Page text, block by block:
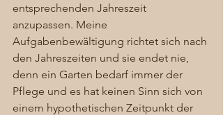
entsprechenden Jahreszeit
anzupassen. Meine
Aufgabenbewältigung richtet sich nach
den Jahreszeiten und sie endet nie,
denn ein Garten bedarf immer der
Pflege und es hat keinen Sinn sich von
einem hypothetischen Zeitpunkt der